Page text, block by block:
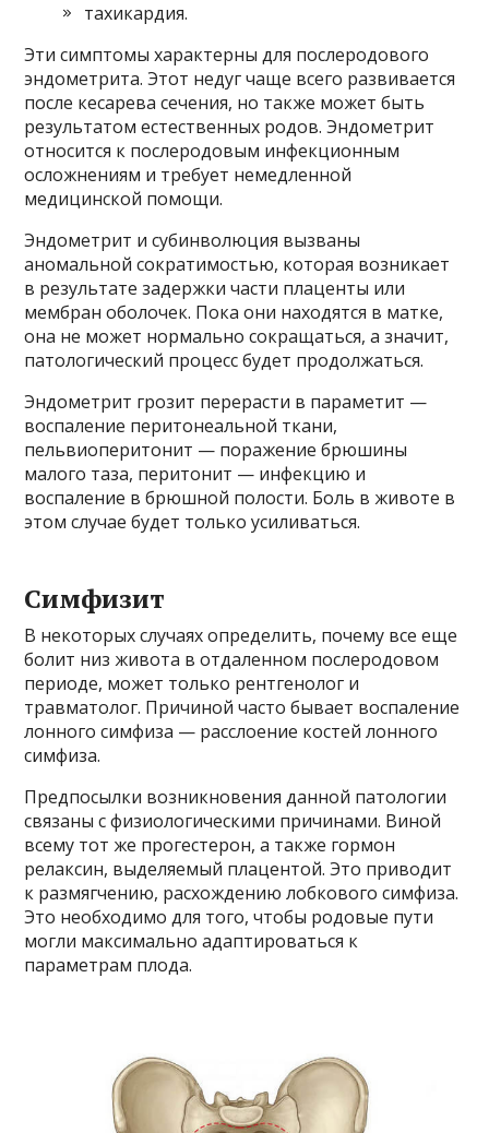
тахикардия.
Эти симптомы характерны для послеродового
эндометрита. Этот недуг чаще всего развивается
после кесарева сечения, но также может быть
результатом естественных родов. Эндометрит
относится к послеродовым инфекционным
осложнениям и требует немедленной
медицинской помощи.
Эндометрит и субинволюция вызваны
аномальной сократимостью, которая возникает
в результате задержки части плаценты или
мембран оболочек. Пока они находятся в матке,
она не может нормально сокращаться, а значит,
патологический процесс будет продолжаться.
Эндометрит грозит перерасти в параметит —
воспаление перитонеальной ткани,
пельвиоперитонит — поражение брюшины
малого таза, перитонит — инфекцию и
воспаление в брюшной полости. Боль в животе в
этом случае будет только усиливаться.
Симфизит
В некоторых случаях определить, почему все еще
болит низ живота в отдаленном послеродовом
периоде, может только рентгенолог и
травматолог. Причиной часто бывает воспаление
лонного симфиза — расслоение костей лонного
симфиза.
Предпосылки возникновения данной патологии
связаны с физиологическими причинами. Виной
всему тот же прогестерон, а также гормон
релаксин, выделяемый плацентой. Это приводит
к размягчению, расхождению лобкового симфиза.
Это необходимо для того, чтобы родовые пути
могли максимально адаптироваться к
параметрам плода.